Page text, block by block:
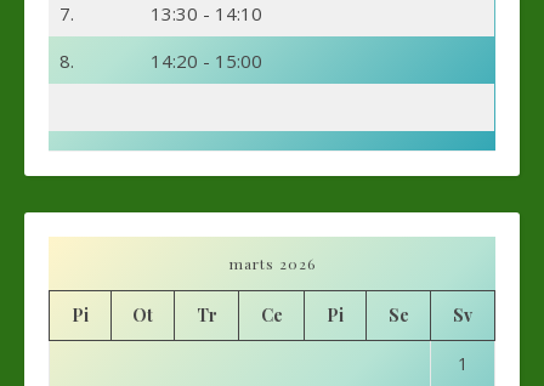
7.
13:30 - 14:10
8.
14:20 - 15:00
marts 2026
Pi Ot Tr Ce Pi Se Sv
1